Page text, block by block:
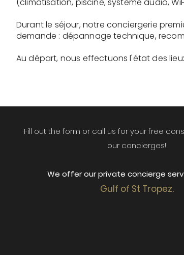
Durant le séjour, notre conciergerie
demande : dépannage technique,
Au départ, nous effectuons l'état des
Fill out the form or call us for your free
our concierges!
We offer our private concierge
Gulf of St Tropez.